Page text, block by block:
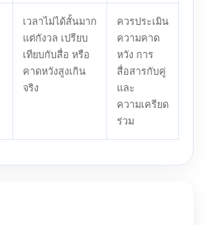
เวลาไม่ได้สั้นมาก
แต่กังวล เปรียบ
เทียบกับสื่อ หรือ
คาดหวังสูงเกิน
จริง
ควรประเมิน
ความคาด
หวัง การ
สื่อสารกับคู่
และ
ความเครียด
ร่วม